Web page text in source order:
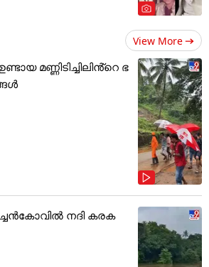
View More
മണ്ണിടിച്ചിലിൻ്റെ ഭ
നദി കരക